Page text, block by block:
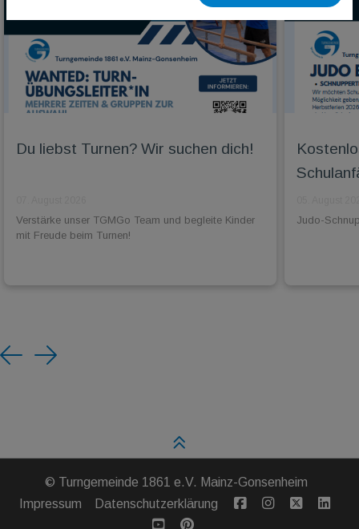
Du liebst Turnen? Wir suchen dich!
Verstärke unser TGMGo Team und begleite Kinder
mit Freude beim Turnen!
Judo-
Previous
Next
© Turngemeinde 1861 e.V. Mainz-Gonsenheim
Impressum
Datenschutzerklärung